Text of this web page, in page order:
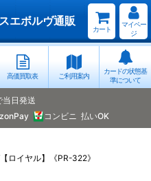
エボルヴ通販
カート
マイペー
ジ
高価買取表 ご利用案内
カードの状態基
準について
日発送
コンビニ 払いOK
ロイヤル】《PR-322》